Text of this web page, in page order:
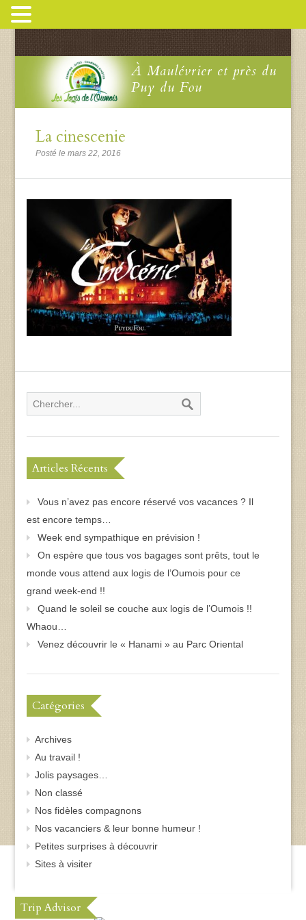
À Maulévrier et près du
Puy du Fou
La cinescenie
Posté le mars 22, 2016
Articles Récents
Vous n’avez pas encore réservé vos vacances ? Il
est encore temps…
Week end sympathique en prévision !
On espère que tous vos bagages sont prêts, tout le
monde vous attend aux logis de l’Oumois pour ce
grand week-end !!
Quand le soleil se couche aux logis de l’Oumois !!
Whaou…
Venez découvrir le « Hanami » au Parc Oriental
Catégories
Archives
Au travail !
Jolis paysages…
Non classé
Nos fidèles compagnons
Nos vacanciers & leur bonne humeur !
Petites surprises à découvrir
Sites à visiter
Trip Advisor